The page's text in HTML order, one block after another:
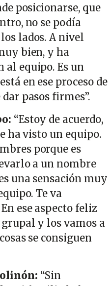
posicionarse, que
no se podía
lados. A nivel
bien, y ha
al equipo. Es un
en ese proceso de
pasos firmes”.
“Estoy de acuerdo,
ha visto un equipo.
porque es
a un nombre
una sensación muy
Te va
ese aspecto feliz
y los vamos a
se consiguen
“Sin